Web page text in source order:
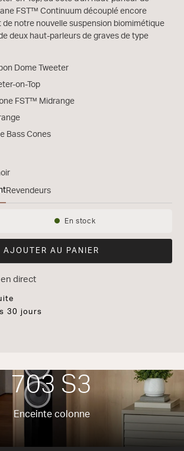
FST™ Continuum découplé encore
de notre nouvelle suspension biomimétique
deux haut-parleurs de graves de type
Dome Tweeter
on-Top
FST™ Midrange
Bass Cones
703 S3
Revendeurs
Disponibilité:
En stock
AJOUTER AU PANIER
en direct
30 jours
703 S3
Enceinte colonne